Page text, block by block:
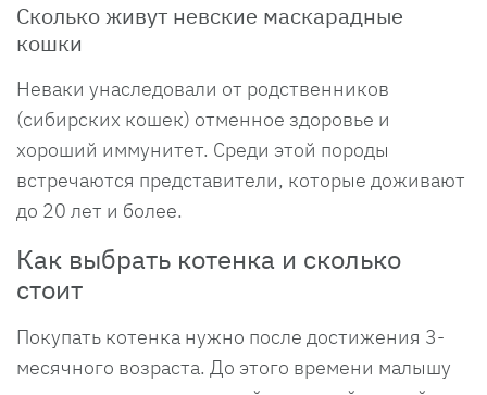
Сколько живут невские маскарадные
кошки
Неваки унаследовали от родственников
(сибирских кошек) отменное здоровье и
хороший иммунитет. Среди этой породы
встречаются представители, которые доживают
до 20 лет и более.
Как выбрать котенка и сколько
стоит
Покупать котенка нужно после достижения 3-
месячного возраста. До этого времени малышу